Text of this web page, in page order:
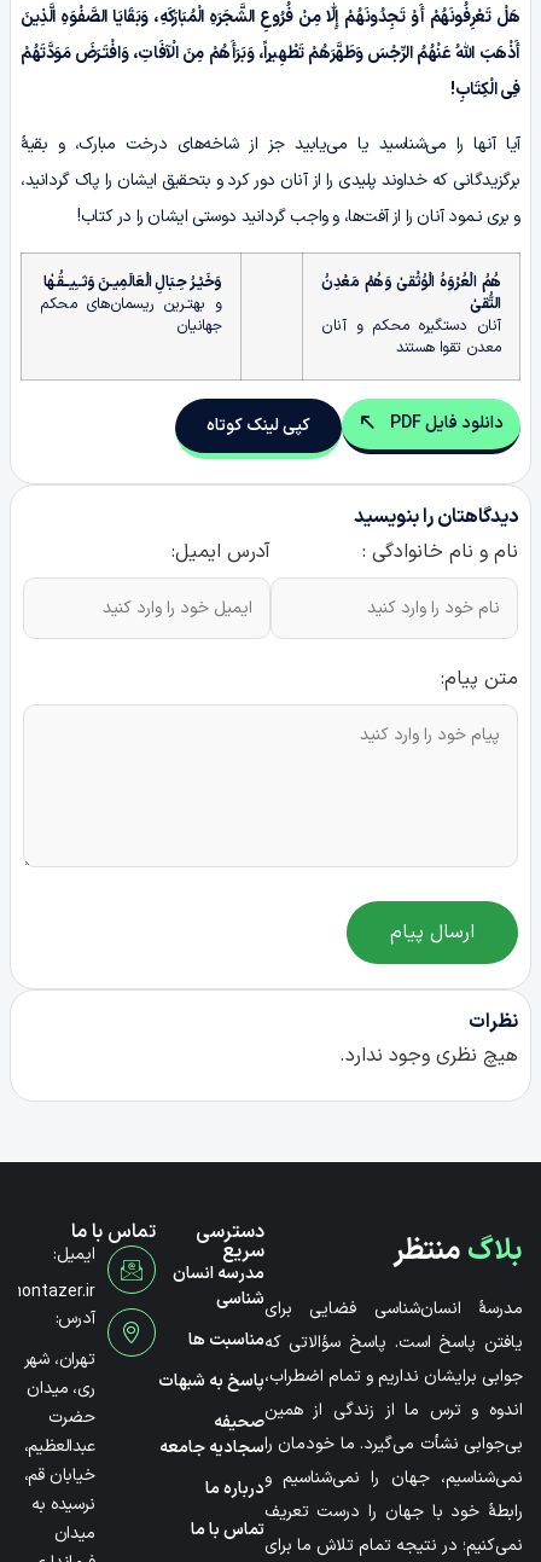
هَلْ تَعْرِفُونَهُمْ أَوْ تَجِدُونَهُمْ إِلّٰا مِنْ فُرُوعِ الشَّجَرَهِ الْمُبَارَکَهِ، وَبَقَایَا الصَّفْوَهِ الَّذِینَ
أَذْهَبَ اللّٰهُ عَنْهُمُ الرِّجْسَ وَطَهَّرَهُمْ تَطْهِیراً، وَبَرَأَهُمْ مِنَ الْآفَاتِ، وَافْتَـرَضَ مَوَدَّتَهُمْ
فِی الْکِتَابِ!
آیا آنها را می‌شناسید یا می‌یابید جز از شاخه‌های درخت مبارک، و بقیۀ
برگزیدگانی که خداوند پلیدی را از آنان دور کرد و بتحقیق ایشان را پاک گردانید،
و بری نـمود آنان را از آفت‌ها، و واجب گردانید دوستی ایشان را در کتاب!
هُمُ الْعُرْوَهُ الْوُثْقىٰ وَهُمْ مَعْدِنُ
التُّقىٰ
آنان دستگیره محکم و آنان
معدن تقوا هستند
وَخَیْـرُ حِـبَالِ الْعَالَمِیـنَ وَثــِیــقُـهٰا
و بهتـرین ریسمان‌های محکم
جهانیان
دانلود فایل PDF کپی لینک کوتاه
دیدگاهتان را بنویسید
نام و نام خانوادگی :
آدرس ایمیل:
متن پیام:
ارسال پیام
نظرات
هیچ نظری وجود ندارد.
بلاگمنتظر
مدرسۀ انسان‌شناسی فضایی برای
یافتن پاسخ است. پاسخ سؤالاتی که
جوابی برایشان نداریم و تمام اضطراب،
اندوه و ترس ما از زندگی از همین
بی‌جوابی نشأت می‌گیرد. ما خودمان را
نمی‌شناسیم، جهان را نمی‌شناسیم و
رابطۀ خود با جهان را درست تعریف
نمی‌کنیم؛ در نتیجه تمام تلاش ما برای
دسترسی
سریع
مدرسه انسان
شناسی
مناسبت ها
پاسخ به شبهات
صحیفه
سجادیه جامعه
درباره ما
تماس با ما
تماس با ما
ایمیل:
آدرس:
تهران، شهر
ری، میدان
حضرت
عبدالعظیم،
خیابان قم،
نرسیده به
میدان